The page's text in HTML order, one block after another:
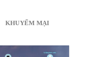
KHUYẾM MẠI